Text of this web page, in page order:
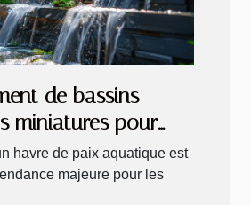
de bassins
miniatures pour
ou terrasses
havre de paix aquatique est
majeure pour les